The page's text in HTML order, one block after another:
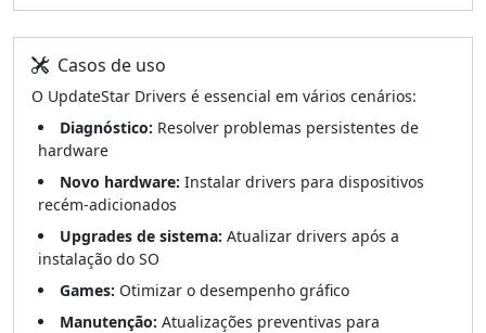
Casos de uso
O UpdateStar Drivers é essencial em vários cenários:
Diagnóstico: Resolver problemas persistentes de
hardware
Novo hardware: Instalar drivers para dispositivos
recém-adicionados
Upgrades de sistema: Atualizar drivers após a
instalação do SO
Games: Otimizar o desempenho gráfico
Manutenção: Atualizações preventivas para